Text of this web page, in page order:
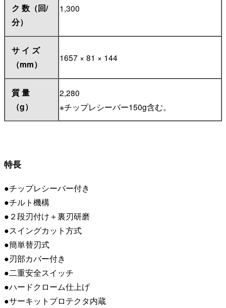
ク 数（回/
分）
1,300
サ イ ズ
（mm）
1657 × 81 × 144
質 量
（g）
2,280
※チップレシーバー150g含む。
特長
●チップレシーバー付き
●チルト機構
●２段刃付け＋裏刃研磨
●スイングカット方式
●簡単替刃式
●刃部カバー付き
●二重安全スイッチ
●ハードクローム仕上げ
●サーキットプロテクタ内蔵